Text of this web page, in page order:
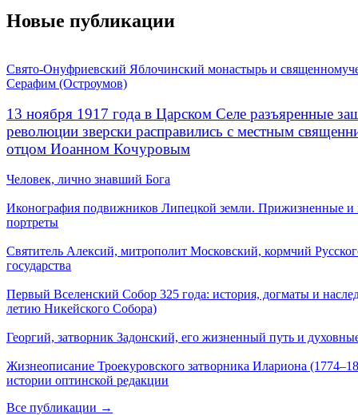
Новые публикации
Свято-Онуфриевский Яблочинский монастырь и
Серафим (Остроумов)
13 ноября 1917 года в Царском Селе разъяренные
революции зверски расправились с местным
отцом Иоанном Кочуровым
Человек, лично знавший Бога
Иконография подвижников Липецкой земли. Прижизненные и
портреты
Святитель Алексий, митрополит Московский, кормчий
государства
Первый Вселенский Собор 325 года: история, догматы и
летию Никейского Собора)
Георгий, затворник Задонский, его жизненный путь и
Жизнеописание Троекуровского затворника Илариона
истории оптинской редакции
Все публикации →